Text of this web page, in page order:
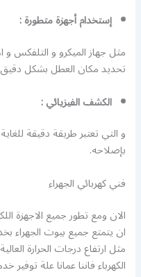
إستخدام أجهزة متطورة :
مثل جهاز الميكرو و التلفكس و
تحديد مكان العطل بشكل دقيق
الكشف الفيزيائي :
و التي تعتبر طريقة دقيقة
بإصلاحه.
فني كهربائي الجهراء
الان ومع تطور جميع الاجهزة
ان يتمتع جميع بيوت الجهراء
مثل ارتفاع درجات الحرارة
الكهرباء فاننا عمانا علة